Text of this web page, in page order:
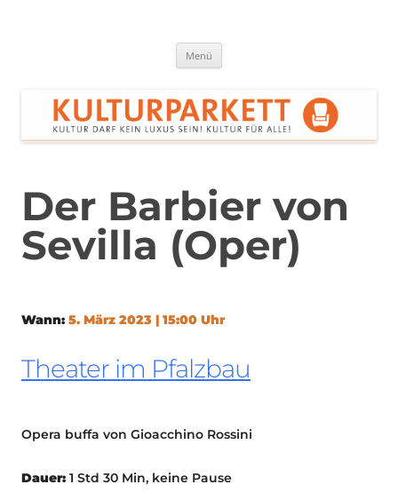
Menü
Der Barbier von
Sevilla (Oper)
Wann: 5. März 2023 | 15:00 Uhr
Theater im Pfalzbau
Opera buffa von Gioacchino Rossini
Dauer: 1 Std 30 Min, keine Pause